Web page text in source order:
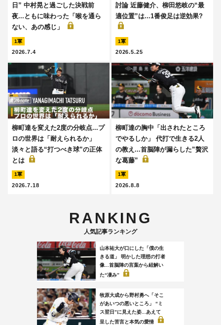
日” 中村晃と過ごした決戦前
夜...ともに味わった「喉を通ら
ない、あの感じ」
1軍
2026.7.4
討論 近藤健介、柳田悠岐の“最
適位置”は...1番俊足は逆効果?
1軍
2026.5.25
柳町達を変えた2度の分岐点...プ
ロの世界は「耐えられるか」
淡々と語る“打つべき球”の正体
とは
1軍
2026.7.18
柳町達の胸中「出されたところ
でやるしか」 代打で生きる2人
の教え...首脳陣が漏らした”贅沢
な葛藤”
1軍
2026.8.8
RANKING
人気記事ランキング
山本祐大が口にした「僕の生
きる道」 明かした理想の打者
像...首脳陣の言葉から紐解い
た“凄み”
牧原大成から野村勇へ「そこ
があいつの悪いところ」 “ミ
ス翌日”に見えた姿...あえて
呈した苦言と本気の愛情